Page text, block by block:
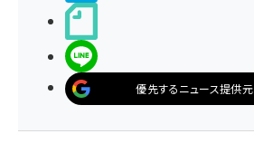
優先するニュース提供